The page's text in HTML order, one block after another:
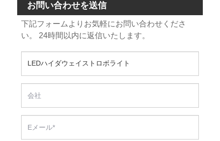
お問い合わせを送信
下記フォームよりお気軽にお問い合わせくださ
い。 24時間以内に返信いたします。